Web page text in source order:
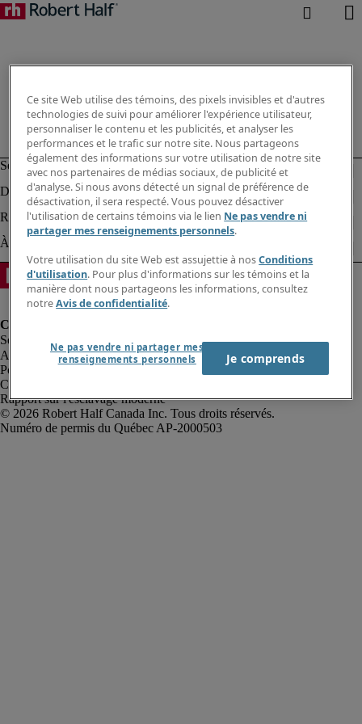
Alerte à la fraude
Politique de confidentialité
Conditions d’utilisation
Rapport sur l'esclavage moderne
Robert Half Canada Inc. Tous droits réservés.
Ce site Web utilise des témoins, des pixels invisibles et d'autres
technologies de suivi pour améliorer l'expérience utilisateur,
personnaliser le contenu et les publicités, et analyser les
performances et le trafic sur notre site. Nous partageons
également des informations sur votre utilisation de notre site
avec nos partenaires de médias sociaux, de publicité et
d'analyse. Si nous avons détecté un signal de préférence de
désactivation, il sera respecté. Vous pouvez désactiver
l'utilisation de certains témoins via le lien Ne pas vendre ni
partager mes renseignements personnels.
Votre utilisation du site Web est assujettie à nosConditions
d'utilisation. Pour plus d'informations sur les témoins et la
manière dont nous partageons les informations, consultez
notreAvis de confidentialité.
Ne pas vendre ni partager mes
renseignements personnels
Je comprends